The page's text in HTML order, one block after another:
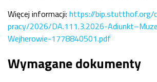
Więcej informacji: https://bip.stutthof.org/
pracy/2026/DA.111.3.2026-
Wejherowie-1778840501.pdf
Wymagane dokumenty